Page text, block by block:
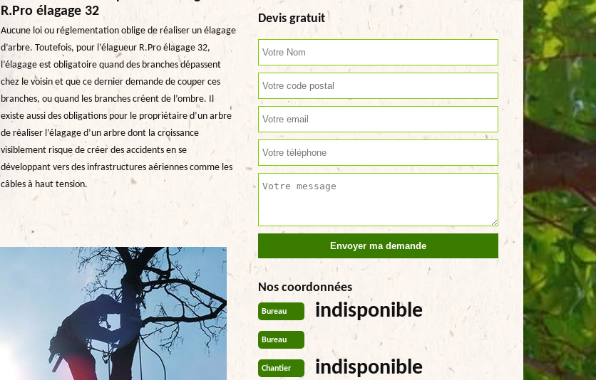
R.Pro élagage 32
Aucune loi ou réglementation oblige de réaliser un élagage
d’arbre. Toutefois, pour l’élagueur R.Pro élagage 32,
l’élagage est obligatoire quand des branches dépassent
chez le voisin et que ce dernier demande de couper ces
branches, ou quand les branches créent de l’ombre. Il
existe aussi des obligations pour le propriétaire d’un arbre
de réaliser l’élagage d’un arbre dont la croissance
visiblement risque de créer des accidents en se
développant vers des infrastructures aériennes comme les
câbles à haut tension.
Devis gratuit
Nos coordonnées
Bureau indisponible
Bureau
Chantier indisponible